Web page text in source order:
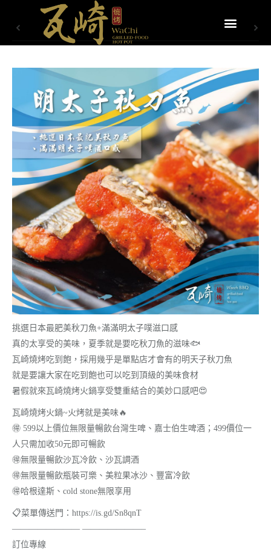
挑選日本最肥美秋刀魚+滿滿明太子噗滋口感
真的太享受的美味，夏季就是要吃秋刀魚的滋味🐟
瓦崎燒烤吃到飽，採用幾乎是單點店才會有的明天子秋刀魚
就是要讓大家在吃到飽也可以吃到頂級的美味食材
暑假就來瓦崎燒烤火鍋享受雙重結合的美妙口感吧😍
瓦崎燒烤火鍋~火烤就是美味🔥
🉐 599以上價位無限量暢飲台灣生啤、嘉士伯生啤酒；499價位一
人只需加收50元即可暢飲
🉐無限量暢飲沙瓦冷飲、沙瓦調酒
🉐無限量暢飲瓶裝可樂、美粒果冰沙、豐富冷飲
🉐哈根達斯、cold stone無限享用
📋菜單傳送門：https://is.gd/Sn8qnT
———————— ———————–
訂位專線